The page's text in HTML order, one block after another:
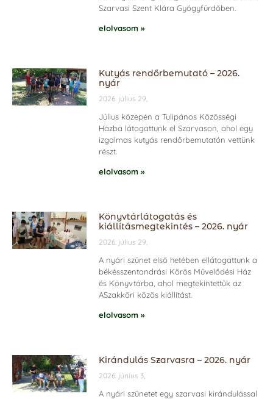
Szarvasi Szent Klára Gyógyfürdőben.
elolvasom »
Kutyás rendőrbemutató – 2026.
nyár
2026. július 29,
Július közepén a Tulipános Közösségi
Házba látogattunk el Szarvason, ahol egy
izgalmas kutyás rendőrbemutatón vettünk
részt.
elolvasom »
Könyvtárlátogatás és
kiállításmegtekintés – 2026. nyár
2026. július 29,
A nyári szünet első hetében ellátogattunk a
békésszentandrási Körös Művelődési Ház
és Könyvtárba, ahol megtekintettük az
ASzakköri közös kiállítást.
elolvasom »
Kirándulás Szarvasra – 2026. nyár
2026. június 3,
A nyári szünetet egy szarvasi kirándulással